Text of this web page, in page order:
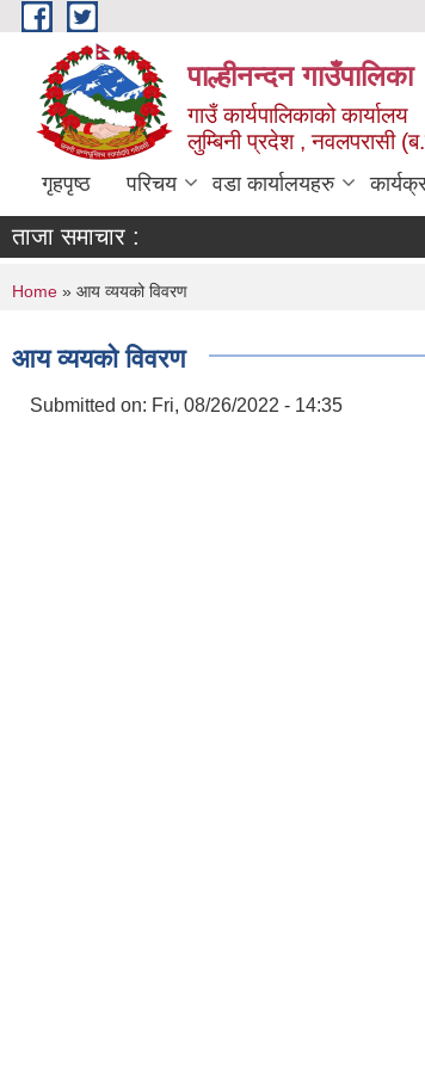
Skip to main content
पाल्हीनन्दन गाउँपालिका
गाउँ कार्यपालिकाको कार्यालय
लुम्बिनी प्रदेश , नवलपरासी
गृहपृष्ठ परिचय वडा कार्यालयहरु
ताजा समाचार :
You are here
Home » आय व्ययको विवरण
आय व्ययको विवरण
Submitted on: Fri, 08/26/2022 - 14:35